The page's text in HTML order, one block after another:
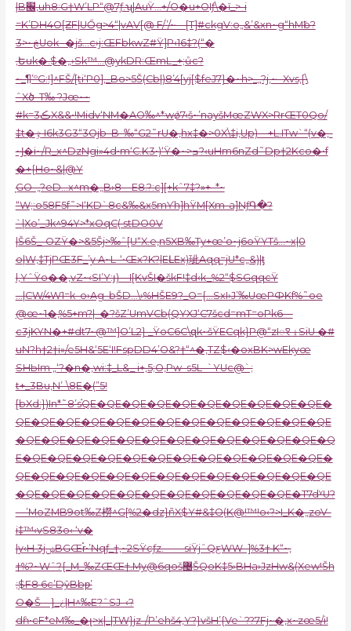
|B׬,uh8:G†W’LP“@7ƒ.ʯ|AuŸ…+/O�u+OIƒ\�ĭ_>-i
=K’DH4O[ƵF|UŐg>4“|vAV[@ F/’/~—[T]#ckgV:o„&’&xn~g“hMƀ?
3>~ڿUok -�jš…c›j:ŒFbkwZ#Ÿ]P‹16‡?(“�
,Եuk�.$�„›Sk™…@ykDR:ŒmL_+;ůc?
~_¶’ºG:!]^FŠ/[ti‘P0],_Bo>5Š(Cb|)8’4[yj[$feJ7}�~h>_„?j,~ -Xvs,[\
ˆXծ–T‰ ?Jœ~~
#k=3ڪX&&•!Midv‘NM�AO‰^*wǿ7‹š~’nayšMœZWX>RrŒT0Qo/
‡t�ٷ I6k3G3“3Ojb–B–‰“G2˜rU�‚hx‡�>0X\‡i‚Up)—+L.ITw`“(v�‚-
~Ϳ�i~/R_x^DzNgi»4d•m‘C.K3•)‘Ÿ�~>ߏ?‹uHm6nZd˜Dp†2Kco�•f
�+{Ho~&|@Y
̞GO–„?eD…x^m�„B›8—E8.?:c][+kˆ7‡?»+–*~
“W;:o58F5f˜>I‘KD`8c&‰&x5mƳh]hŸM[Xm-a]NƒԳ�?
`|Xo’_Jּk^94Y>*xO­qC( stDO0V
|Š6Š_-OZŸ�>&5Šj>‰ˆ[U“X.e‚n5XB‰Ty+œ’o~j6oŸYTš…~x|0
o|W,‡TjPŒ3F_’y A~L-‘•Œx?K?|EԼEx)玼Aqq=jU*c„&)|ƫ
l‚YˆŸo��‚vZ~‹SI’Y:յ)—I[KvŠI�škF!‡d‹k_%2“$SGqqcŸ
…|CW/4W1=k–o›Ag–bŠD…\›%HŠE9?_O={…SxI›J’‰UœPФKf%˜oe
@œ~1�‚%5+m?|–�?šZ’UmVCb(QYXJ‘C7šcd=mT=oPk6—
c3jKYN�+#dt7~@™]O’L2} _ŸoC6C\զ
k~šŸECqk}P@“zIꣁ ۀSiU �#
uN?h†2†i»/e5H&‘5E‘I!FspDD4’O&?†“^�‚TZ$‹�oxBK>wEkyœ
SHЫm „‘?�n�‚wi:‡_L&_ i+,5;O‚Pw–s5L–`YUc@`;
t+_3Bu‚N’-\8E�(”5!
[bXd:})In*˜8’s֬QE�QE�QE�QE�QE�QE�QE�QE�QE�QE�
QE�QE�QE�QE�QE�QE�QE�QE�QE�QE�QE�QE�QE
�QE�QE�QE�QE�QE�QE�QE�QE�QE�QE�QE�QE�Q
E�QE�QE�QE�QE�QE�QE�QE�QE�QE�QE�QE�QE�
QE�QE�QE�QE�QE�QE�QE�QE�QE�QE�QE�QE�QE
�QE�QE�QE�QE�QE�QE�QE�QE�QE�QE�QE�T7dʸU?
—’MoZMB9ot‰Z橯^G[%2�dz}ñX$Y#&‡O(K@!™!o‹?>I_K�„zoV-
i‡™‹vS83o‹ ‘v�
|y‹H 3jݭBGŒr̎•’Nqƒ_†‚~2SŸcƒz.——siŸjˆQƹWW–]%3† K“~‚
†%?~Wˆ?{_M_‰ZŒŒ†.My@6qoš޴ŠQoK‡5›BHa›JzHw&(Xew!Šh
;$F8 6c’DŷBbƿ’
O�Š—}_¿|H^‰E?ˆSJ–‹?
dɦ•cF*eM‰_�լ>x|_|TW}jz-/P’ehš4‚Y?}všH’{Ve`??7Fj~�‚x~zœ5/i!